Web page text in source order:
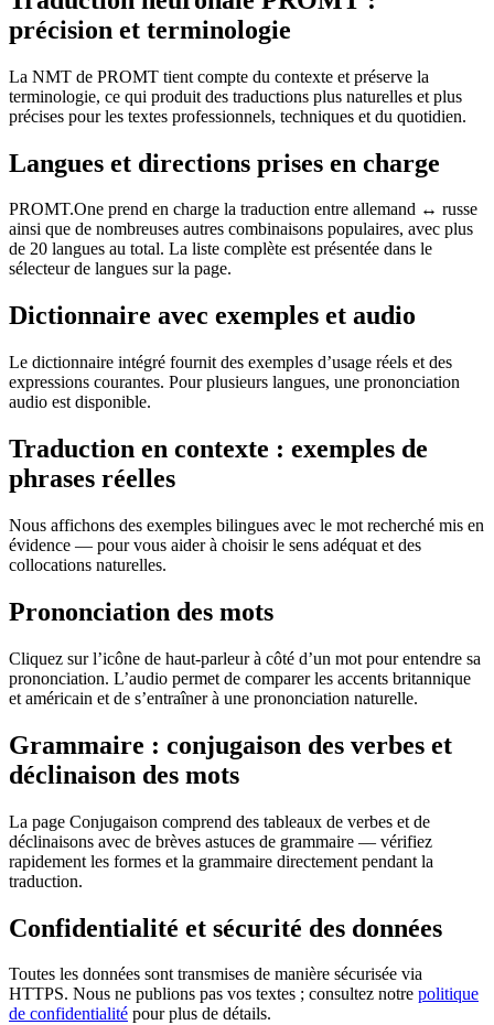
précision et terminologie
La NMT de PROMT tient compte du contexte et préserve la
terminologie, ce qui produit des traductions plus naturelles et plus
précises pour les textes professionnels, techniques et du quotidien.
Langues et directions prises en charge
PROMT.One prend en charge la traduction entre allemand ↔ russe
ainsi que de nombreuses autres combinaisons populaires, avec plus
de 20 langues au total. La liste complète est présentée dans le
sélecteur de langues sur la page.
Dictionnaire avec exemples et audio
Le dictionnaire intégré fournit des exemples d’usage réels et des
expressions courantes. Pour plusieurs langues, une prononciation
audio est disponible.
Traduction en contexte : exemples de
phrases réelles
Nous affichons des exemples bilingues avec le mot recherché mis en
évidence — pour vous aider à choisir le sens adéquat et des
collocations naturelles.
Prononciation des mots
Cliquez sur l’icône de haut-parleur à côté d’un mot pour entendre sa
prononciation. L’audio permet de comparer les accents britannique
et américain et de s’entraîner à une prononciation naturelle.
Grammaire : conjugaison des verbes et
déclinaison des mots
La page Conjugaison comprend des tableaux de verbes et de
déclinaisons avec de brèves astuces de grammaire — vérifiez
rapidement les formes et la grammaire directement pendant la
traduction.
Confidentialité et sécurité des données
Toutes les données sont transmises de manière sécurisée via
HTTPS. Nous ne publions pas vos textes ; consultez notre politique
de confidentialité pour plus de détails.